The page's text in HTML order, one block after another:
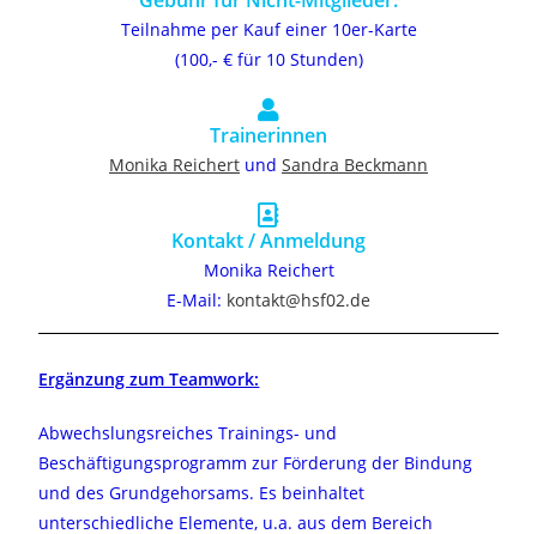
Teilnahme per Kauf einer 10er-Karte
(100,- € für 10 Stunden)
Trainerinnen
Monika Reichert und Sandra Beckmann
Kontakt / Anmeldung
Monika Reichert
E-Mail: kontakt@hsf02.de
Ergänzung zum Teamwork:
Abwechslungsreiches Trainings- und
Beschäftigungsprogramm zur Förderung der Bindung
und des Grundgehorsams. Es beinhaltet
unterschiedliche Elemente, u.a. aus dem Bereich